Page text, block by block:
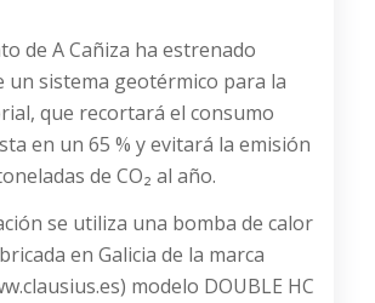
de A Cañiza ha estrenado
un sistema geotérmico para la
que recortará el consumo
en un 65 % y evitará la emisión
de CO₂ al año.
se utiliza una bomba de calor
en Galicia de la marca
) modelo DOUBLE HC